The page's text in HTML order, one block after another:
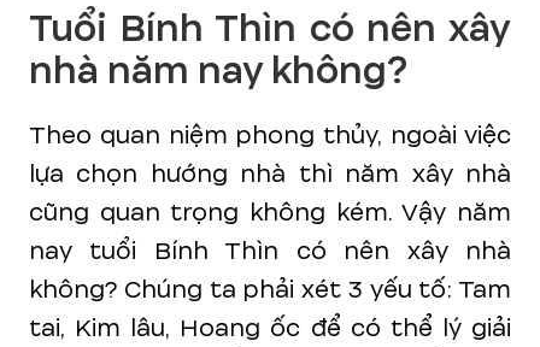
Tuổi Bính Thìn có nên xây
nhà năm nay không?
Theo quan niệm phong thủy, ngoài việc
lựa chọn hướng nhà thì năm xây nhà
cũng quan trọng không kém. Vậy năm
nay tuổi Bính Thìn có nên xây nhà
không? Chúng ta phải xét 3 yếu tố: Tam
tai, Kim lâu, Hoang ốc để có thể lý giải